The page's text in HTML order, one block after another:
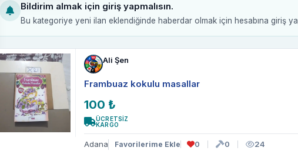
Bildirim almak için giriş yapmalısın.
Bu kategoriye yeni ilan eklendiğinde haberdar olmak için hesabına giriş
Ali Şen
Frambuaz kokulu masallar
100 ₺
ÜCRETSİZ
KARGO
Adana Favorilerime Ekle 0 0 24